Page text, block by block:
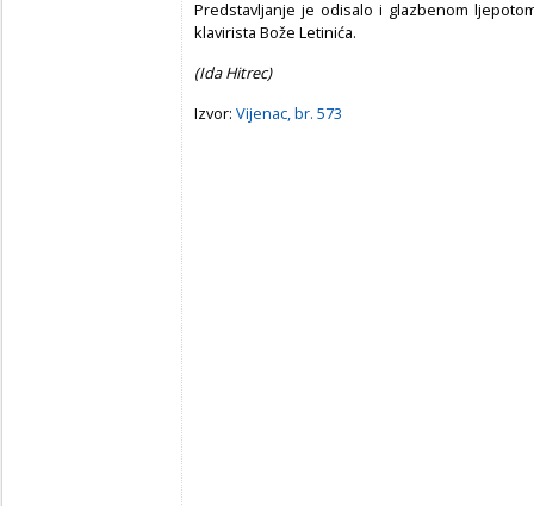
Predstavljanje je odisalo i glazbenom
klavirista Bože Letinića.
(Ida Hitrec)
Izvor: Vijenac, br. 573